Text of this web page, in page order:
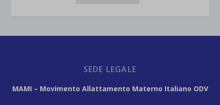
SEDE LEGALE
MAMI – Movimento Allattamento Materno Italiano ODV